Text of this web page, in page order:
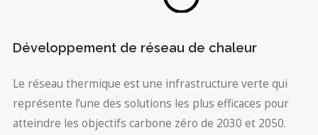
Développement de réseau de chaleur
Le réseau thermique est une infrastructure verte qui
représente l’une des solutions les plus efficaces pour
atteindre les objectifs carbone zéro de 2030 et 2050.